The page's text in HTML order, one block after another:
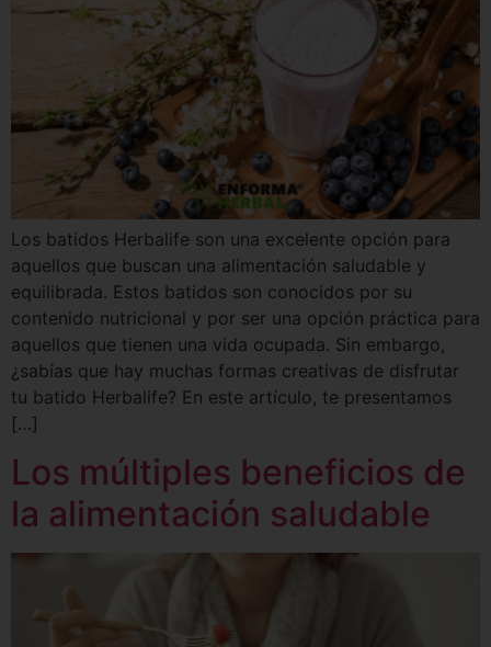
Los batidos Herbalife son una excelente opción para
aquellos que buscan una alimentación saludable y
equilibrada. Estos batidos son conocidos por su
contenido nutricional y por ser una opción práctica para
aquellos que tienen una vida ocupada. Sin embargo,
¿sabías que hay muchas formas creativas de disfrutar
tu batido Herbalife? En este artículo, te presentamos
[…]
Los múltiples beneficios de
la alimentación saludable